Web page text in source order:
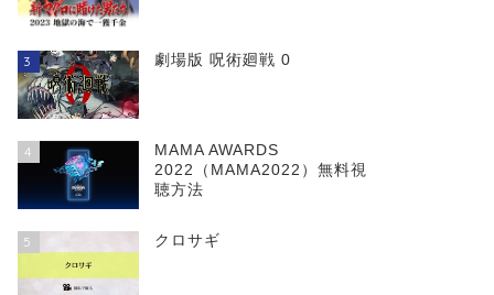
3 劇場版 呪術廻戦 0
4
MAMA AWARDS
2022（MAMA2022）無料視
聴方法
5 クロサギ